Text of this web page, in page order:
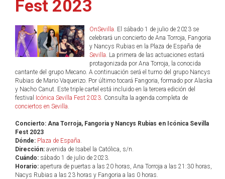
Fest 2023
OnSevilla. El sábado 1 de julio de 2023 se
celebrará un concierto de Ana Torroja, Fangoria
y Nancys Rubias en la Plaza de España de
Sevilla. La primera de las actuaciones estará
protagonizada por Ana Torroja, la conocida
cantante del grupo Mecano. A continuación será el turno del grupo Nancys
Rubias de Mario Vaquerizo. Por último tocará Fangoria, formado por Alaska
y Nacho Canut. Este triple cartel está incluido en la tercera edición del
festival
Icónica Sevilla Fest 2023. Consulta la agenda completa de
conciertos en Sevilla.
Concierto: Ana Torroja, Fangoria y Nancys Rubias en Icónica Sevilla
Fest 2023
Dónde: Plaza de España.
Dirección: avenida de Isabel la Católica, s/n.
Cuándo: sábado 1 de julio de 2023.
Horario: apertura de puertas a las 20 horas, Ana Torroja a las 21:30 horas,
Nacys Rubias a las 23 horas y Fangoria a las 0 horas.